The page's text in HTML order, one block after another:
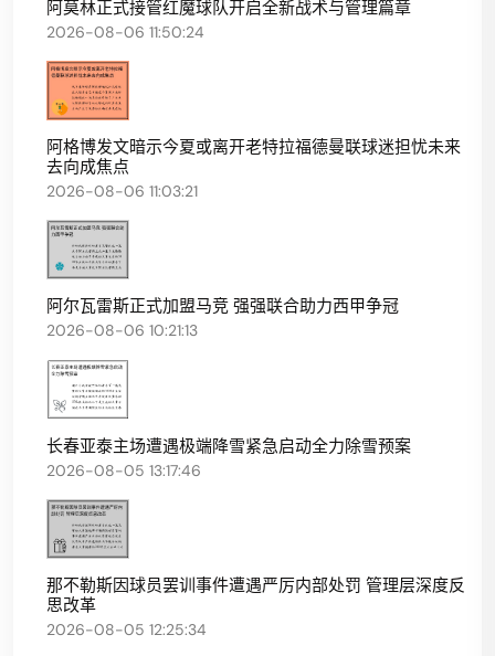
阿莫林正式接管红魔球队开启全新战术与管理篇章
2026-08-06 11:50:24
阿格博发文暗示今夏或离开老特拉福德曼联球迷担忧未来
去向成焦点
2026-08-06 11:03:21
阿尔瓦雷斯正式加盟马竞 强强联合助力西甲争冠
2026-08-06 10:21:13
长春亚泰主场遭遇极端降雪紧急启动全力除雪预案
2026-08-05 13:17:46
那不勒斯因球员罢训事件遭遇严厉内部处罚 管理层深度反
思改革
2026-08-05 12:25:34